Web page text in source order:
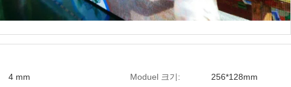
4 mm Moduel 크기: 256*128mm